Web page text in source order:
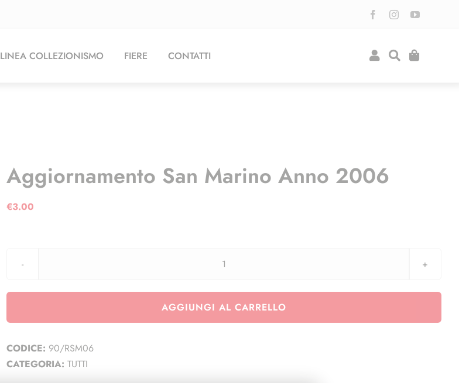
LINEA COLLEZIONISMO FIERE CONTATTI
Aggiornamento San Marino Anno 2006
€3.00
aggiornamento
Marino
AGGIUNGI AL CARRELLO
CODICE: 90/RSM06
CATEGORIA: TUTTI